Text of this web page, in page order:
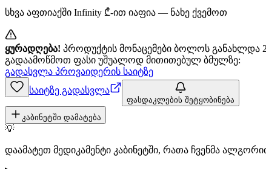
სხვა აფთიაქში Infinity ₾-ით იაფია — ნახე ქვემოთ
ყურადღება! პროდუქტის მონაცემები ბოლოს განახლდა
გადაამოწმოთ ფასი უშუალოდ მითითებულ ბმულზე:
გადასვლა პროვაიდერის საიტზე
საიტზე გადასვლა
ფასდაკლების შეტყობინება
კაბინეტში დამატება
💡
დაამატეთ მედიკამენტი კაბინეტში, რათა ჩვენმა